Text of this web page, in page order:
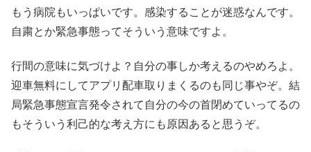
もう病院もいっぱいです。感染することが迷惑なんです。
自粛とか緊急事態ってそういう意味ですよ。
行間の意味に気づけよ？自分の事しか考えるのやめろよ。
迎車無料にしてアプリ配車取りまくるのも同じ事やぞ。結
局緊急事態宣言発令されて自分の今の首閉めていってるの
もそういう利己的な考え方にも原因あると思うぞ。